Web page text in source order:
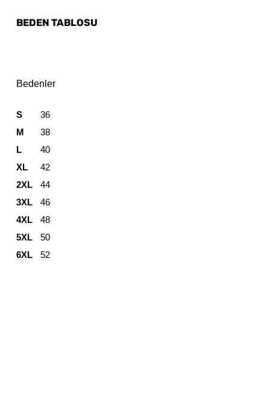
BEDEN TABLOSU
Bedenler
S
36
M
38
L
40
XL
42
2XL
44
3XL
46
4XL
48
5XL
50
6XL
52